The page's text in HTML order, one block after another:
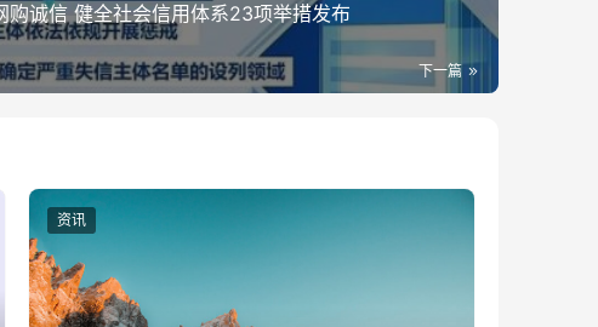
购诚信 健全社会信用体系23项举措发布
下一篇
资讯